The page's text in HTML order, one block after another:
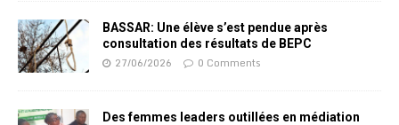
BASSAR: Une élève s’est pendue après
consultation des résultats de BEPC
27/06/2026 0 Comments
Des femmes leaders outillées en médiation